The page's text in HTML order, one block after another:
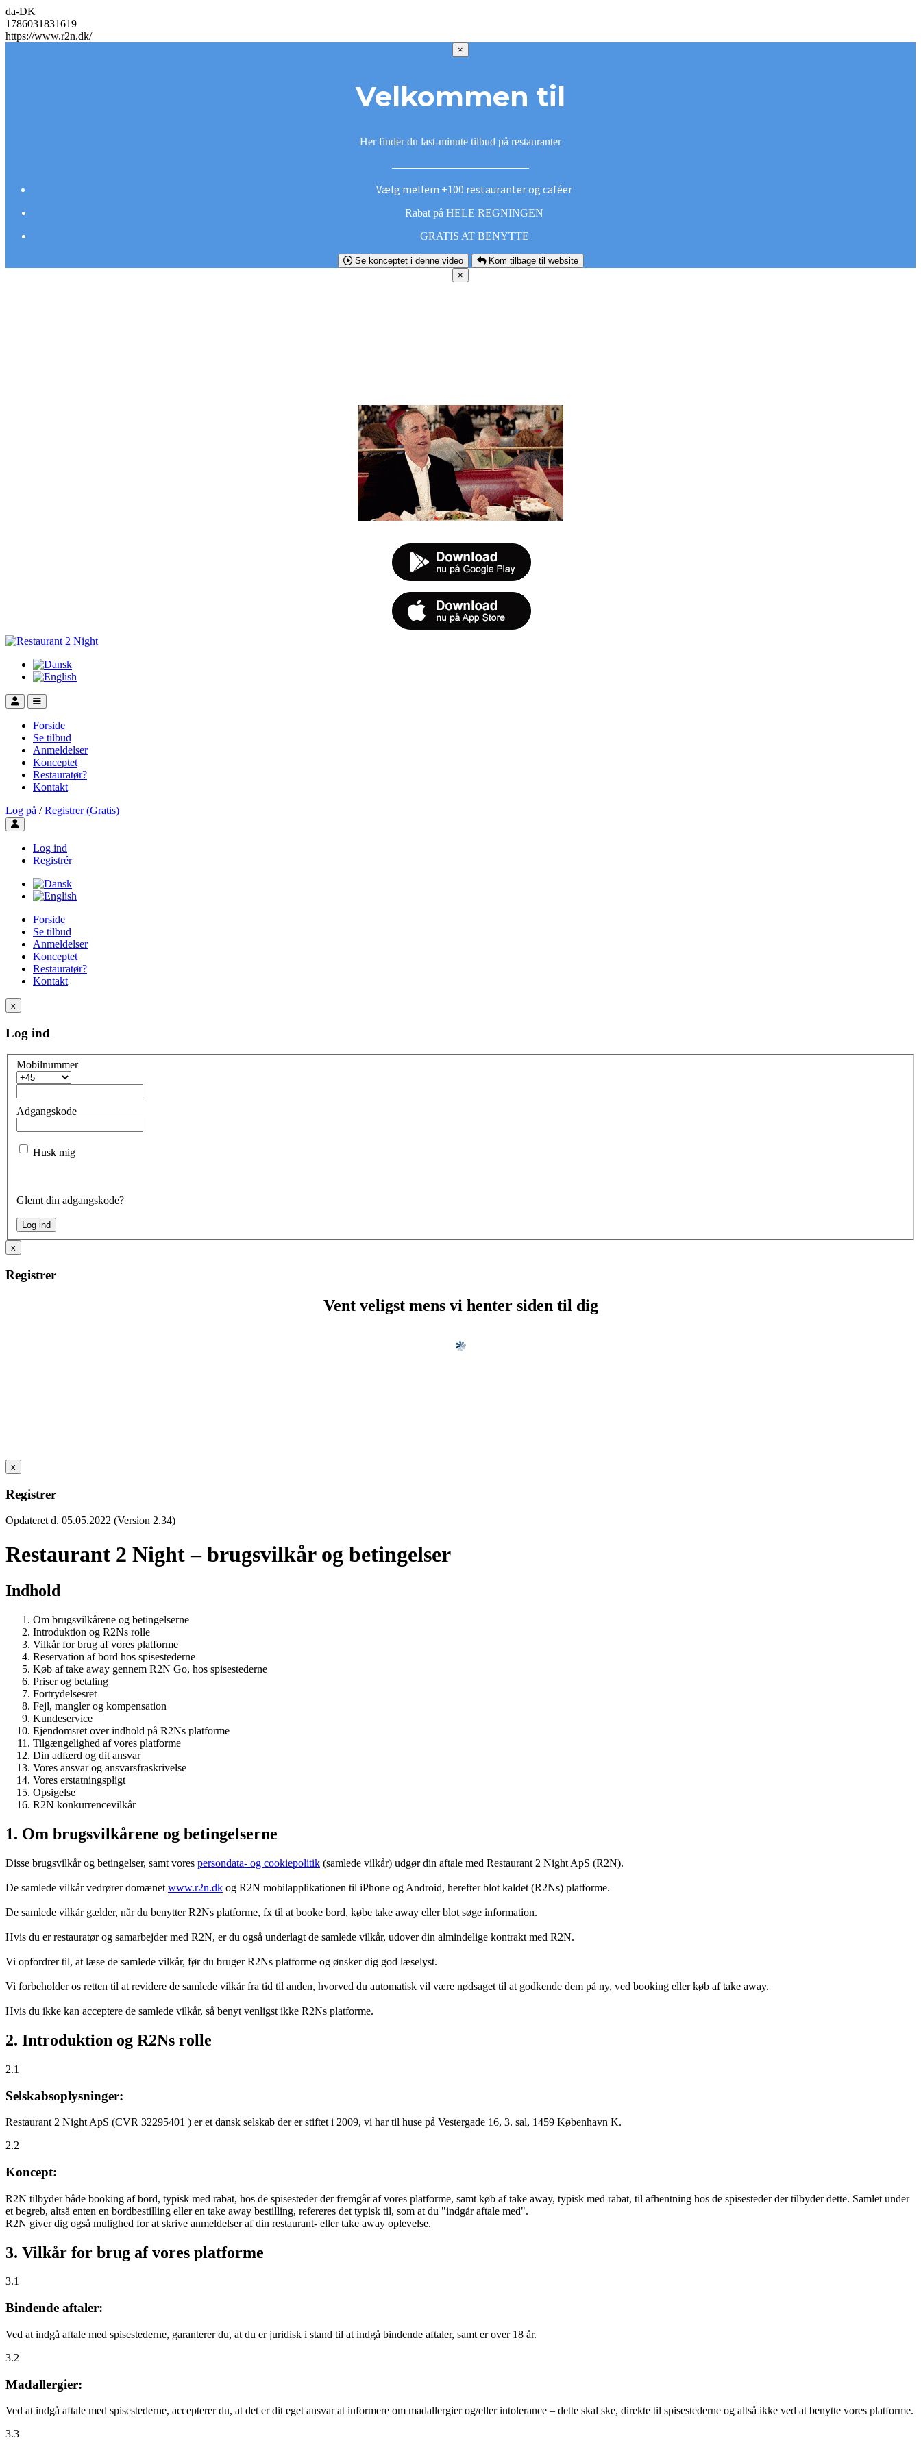
da-DK
1786031831619
https://www.r2n.dk/
×
Velkommen til
Her finder du last-minute tilbud på restauranter
Vælg mellem +100 restauranter og caféer
Rabat på HELE REGNINGEN
GRATIS AT BENYTTE
Se konceptet i denne video
Kom tilbage til website
×
Forside
Se tilbud
Anmeldelser
Konceptet
Restauratør?
Kontakt
Log på / Registrer (Gratis)
Toggle user menu
Log ind
Registrér
Forside
Se tilbud
Anmeldelser
Konceptet
Restauratør?
Kontakt
x
Log ind
Mobilnummer
Adgangskode
Husk mig
Glemt din adgangskode?
x
Registrer
Vent veligst mens vi henter siden til dig
x
Registrer
Opdateret d. 05.05.2022 (Version 2.34)
Restaurant 2 Night – brugsvilkår og betingelser
Indhold
Om brugsvilkårene og betingelserne
Introduktion og R2Ns rolle
Vilkår for brug af vores platforme
Reservation af bord hos spisestederne
Køb af take away gennem R2N Go, hos spisestederne
Priser og betaling
Fortrydelsesret
Fejl, mangler og kompensation
Kundeservice
Ejendomsret over indhold på R2Ns platforme
Tilgængelighed af vores platforme
Din adfærd og dit ansvar
Vores ansvar og ansvarsfraskrivelse
Vores erstatningspligt
Opsigelse
R2N konkurrencevilkår
1. Om brugsvilkårene og betingelserne
Disse brugsvilkår og betingelser, samt vores persondata- og cookiepolitik (samlede vilkår) udgør din aftale med Restaurant 2 Night ApS (R2N).
De samlede vilkår vedrører domænet www.r2n.dk og R2N mobilapplikationen til iPhone og Android, herefter blot kaldet (R2Ns) platforme.
De samlede vilkår gælder, når du benytter R2Ns platforme, fx til at booke bord, købe take away eller blot søge information.
Hvis du er restauratør og samarbejder med R2N, er du også underlagt de samlede vilkår, udover din almindelige kontrakt med R2N.
Vi opfordrer til, at læse de samlede vilkår, før du bruger R2Ns platforme og ønsker dig god læselyst.
Vi forbeholder os retten til at revidere de samlede vilkår fra tid til anden, hvorved du automatisk vil være nødsaget til at godkende dem på ny, ved booking eller køb af take away.
Hvis du ikke kan acceptere de samlede vilkår, så benyt venligst ikke R2Ns platforme.
2. Introduktion og R2Ns rolle
2.1
Selskabsoplysninger:
Restaurant 2 Night ApS (CVR 32295401 ) er et dansk selskab der er stiftet i 2009, vi har til huse på Vestergade 16, 3. sal, 1459 København K.
2.2
Koncept:
R2N tilbyder både booking af bord, typisk med rabat, hos de spisesteder der fremgår af vores platforme, samt køb af take away, typisk med rabat, til afhentning hos de spisesteder der tilbyder dette. Samlet under
et begreb, altså enten en bordbestilling eller en take away bestilling, refereres det typisk til, som at du "indgår aftale med".
R2N giver dig også mulighed for at skrive anmeldelser af din restaurant- eller take away oplevelse.
3. Vilkår for brug af vores platforme
3.1
Bindende aftaler:
Ved at indgå aftale med spisestederne, garanterer du, at du er juridisk i stand til at indgå bindende aftaler, samt er over 18 år.
3.2
Madallergier:
Ved at indgå aftale med spisestederne, accepterer du, at det er dit eget ansvar at informere om madallergier og/eller intolerance – dette skal ske, direkte til spisestederne og altså ikke ved at benytte vores platforme.
3.3